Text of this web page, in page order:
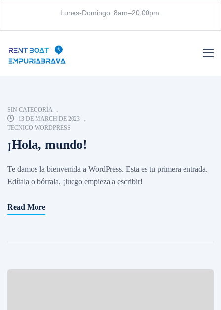
Lunes-Domingo: 8am–20:00pm
SIN CATEGORÍA
13 DE MARCH DE 2023
TECNICO WORDPRESS
¡Hola, mundo!
Te damos la bienvenida a WordPress. Esta es tu primera entrada.
Edítala o bórrala, ¡luego empieza a escribir!
Read More